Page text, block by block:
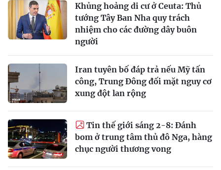
Khủng hoảng di cư ở Ceuta: Thủ
tướng Tây Ban Nha quy trách
nhiệm cho các đường dây buôn
người
Iran tuyên bố đáp trả nếu Mỹ tấn
công, Trung Đông đối mặt nguy cơ
xung đột lan rộng
Tin thế giới sáng 2-8: Đánh
bom ở trung tâm thủ đô Nga, hàng
chục người thương vong